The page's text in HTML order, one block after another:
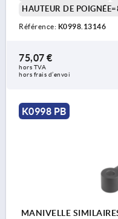
HAUTEUR DE
Référence: K0998.13146
75,07 €
hors TVA
hors frais d’envoi
K0998 PB
MANIVELLE